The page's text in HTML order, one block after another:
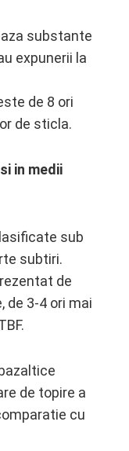
substante
expunerii la
de 8 ori
de sticla.
in medii
sub
subtiri.
de
de 3-4 ori mai
de topire a
cu